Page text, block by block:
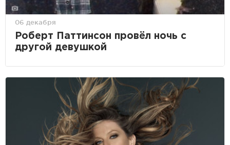
06 декабря
Роберт Паттинсон провёл ночь с
другой девушкой